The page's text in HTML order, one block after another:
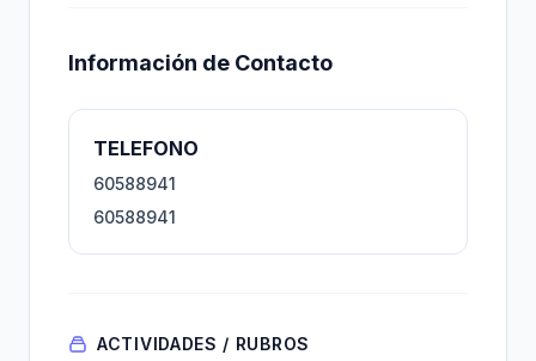
Información de Contacto
TELEFONO
60588941
60588941
ACTIVIDADES / RUBROS